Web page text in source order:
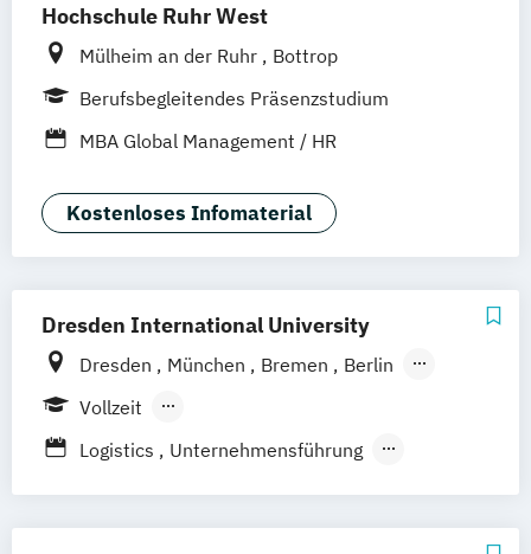
Hochschule Ruhr West
Mülheim an der Ruhr
Bottrop
Berufsbegleitendes Präsenzstudium
MBA Global Management / HR
Kostenloses Infomaterial
Dresden International University
Dresden München Bremen
Berlin
Hamburg
Vollzeit
Berufsbegleitendes Präsenzstudium
Logistics
Unternehmensführung